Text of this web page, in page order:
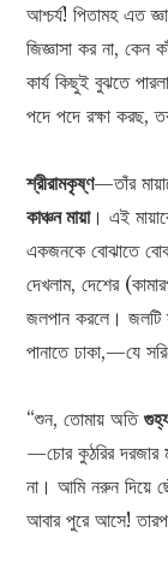
আশ্চর্য! পিতামহ এত
জিজ্ঞাসা কর না, কেন
কার্য কিছুই বুঝতে
পদে পদে রক্ষা করছ,
শ্রীরামকৃষ্ণ—তাঁর
কাঞ্চন মায়া। এই
একজনকে বোঝাতে
দেখলাম, দেশের
জলপান করলে। জলটি
পানাতে ঢাকা,—যে
“শুন, তোমায় অতি
—চোর কুঠরির দরজার
না। আমি নরুন দিয়ে
আবার পুরে আসে!